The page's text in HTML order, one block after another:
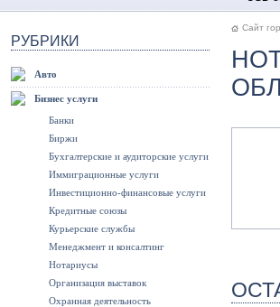
РУБРИКИ
Авто
Бизнес услуги
Банки
Биржи
Бухгалтерские и аудиторские услуги
Иммиграционные услуги
Инвестиционно-финансовые услуги
Кредитные союзы
Курьерские службы
Менеджмент и консалтинг
Нотариусы
Организация выставок
Охранная деятельность
Сайт